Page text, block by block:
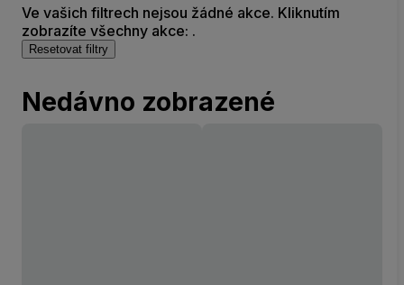
Ve vašich filtrech nejsou žádné akce. Kliknutím
zobrazíte všechny akce: .
Resetovat filtry
Nedávno zobrazené